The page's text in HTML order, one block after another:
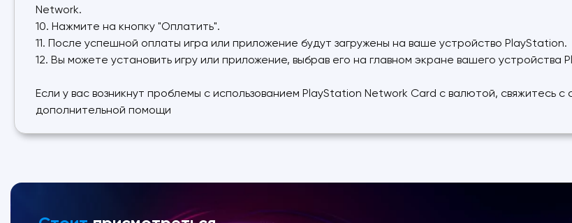
Network.
10. Нажмите на кнопку "Оплатить".
11. После успешной оплаты игра или приложение будут загружены на ваше устройство PlayStation.
12. Вы можете установить игру или приложение, выбрав его на главном экране вашего устройства
Если у вас возникнут проблемы с использованием PlayStation Network Card с валютой, свяжитесь
дополнительной помощи